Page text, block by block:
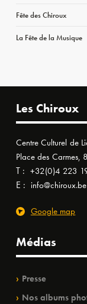
Fête des Chiroux
La Fête de la Musique
Les Chiroux
Centre Culturel de
Place des Carmes,
T : +32(0)4 223
E : info@chiroux.be
Google map
Médias
Presse
Nos albums